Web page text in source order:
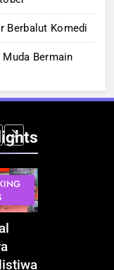
Berbalut Komedi
Muda Bermain